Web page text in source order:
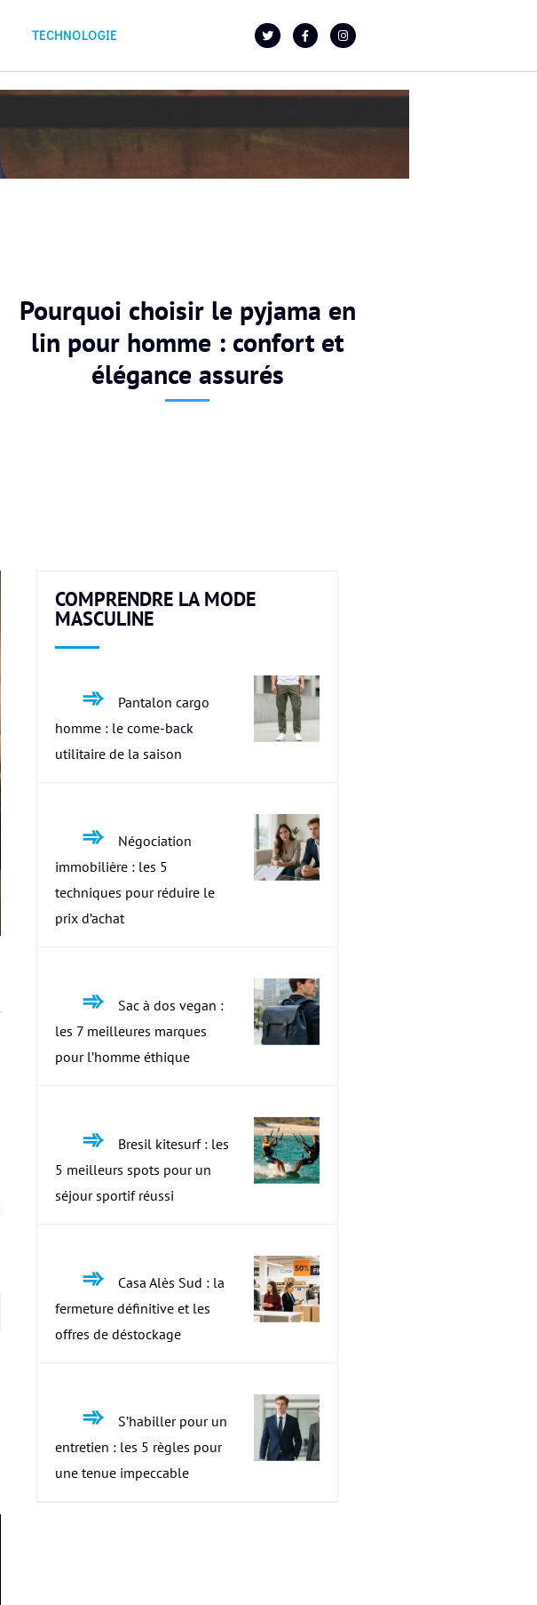
TECHNOLOGIE
Pourquoi choisir le pyjama en
lin pour homme : confort et
élégance assurés
COMPRENDRE LA MODE
MASCULINE
Pantalon cargo
homme : le come-back
utilitaire de la saison
Négociation
immobilière : les 5
techniques pour réduire le
prix d’achat
Sac à dos vegan :
les 7 meilleures marques
pour l’homme éthique
Bresil kitesurf : les
5 meilleurs spots pour un
séjour sportif réussi
Casa Alès Sud : la
fermeture définitive et les
offres de déstockage
S’habiller pour un
entretien : les 5 règles pour
une tenue impeccable